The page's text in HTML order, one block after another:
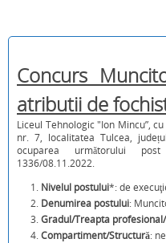
Concurs
atributii de
Liceul Tehnologic "Ion Mincu”,
nr. 7, localitatea Tulcea,
ocuparea următorului
1336/08.11.2022.
Nivelul postului*: de
Denumirea postului:
Gradul/Treapta
Compartiment/Structură: